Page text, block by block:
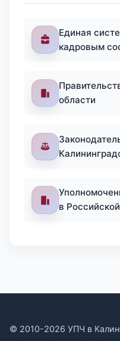
Единая
кадровым
области
в
© 2010-2026 УПЧ в